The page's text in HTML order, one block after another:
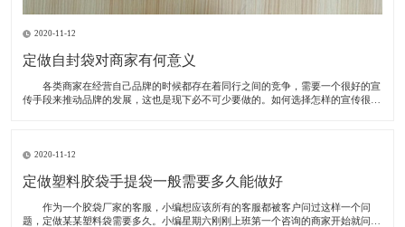
2020-11-12
定做自封袋对商家有何意义
各类商家在经营自己品牌的时候都存在着同行之间的竞争，需要一个很好的宣
传手段来推动品牌的发展，这也是现下必不可少要做的。如何选择怎样的宣传很重
2020-11-12
定做塑料胶袋手提袋一般需要多久能做好
作为一个胶袋厂家的客服，小编想应该所有的客服都被客户问过这样一个问
题，定做某某塑料袋需要多久。小编星期六刚刚上班第一个咨询的商家开始就问，